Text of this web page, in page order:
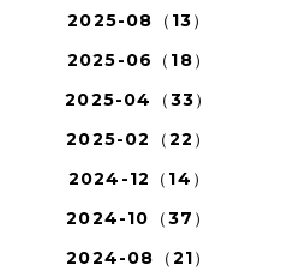
2025-08（13）
2025-06（18）
2025-04（33）
2025-02（22）
2024-12（14）
2024-10（37）
2024-08（21）